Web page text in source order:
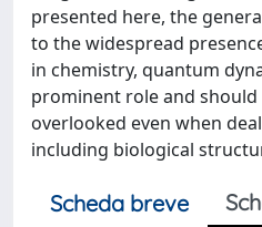
presented here, the
to the widespread
in chemistry, quantum
prominent role and
overlooked even when
including biological
Scheda breve